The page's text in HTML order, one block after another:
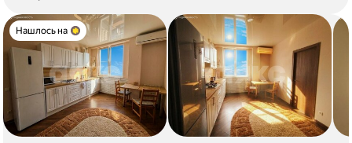
Нашлось на